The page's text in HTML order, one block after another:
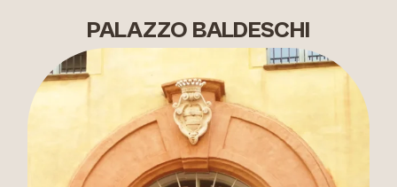
PALAZZO BALDESCHI